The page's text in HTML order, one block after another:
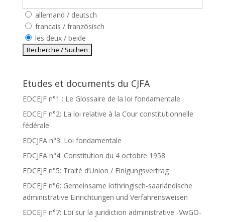
allemand / deutsch
francais / französisch
les deux / beide
Etudes et documents du CJFA
EDCEJF n°1 : Le Glossaire de la loi fondamentale
EDCEJF n°2: La loi relative à la Cour constitutionnelle
fédérale
EDCJFA n°3: Loi fondamentale
EDCJFA n°4: Constitution du 4 octobre 1958
EDCEJF n°5: Traité d’Union / Einigungsvertrag
EDCEJF n°6: Gemeinsame lothringisch-saarländische
administrative Einrichtungen und Verfahrensweisen
EDCEJF n°7: Loi sur la juridiction administrative -VwGO-